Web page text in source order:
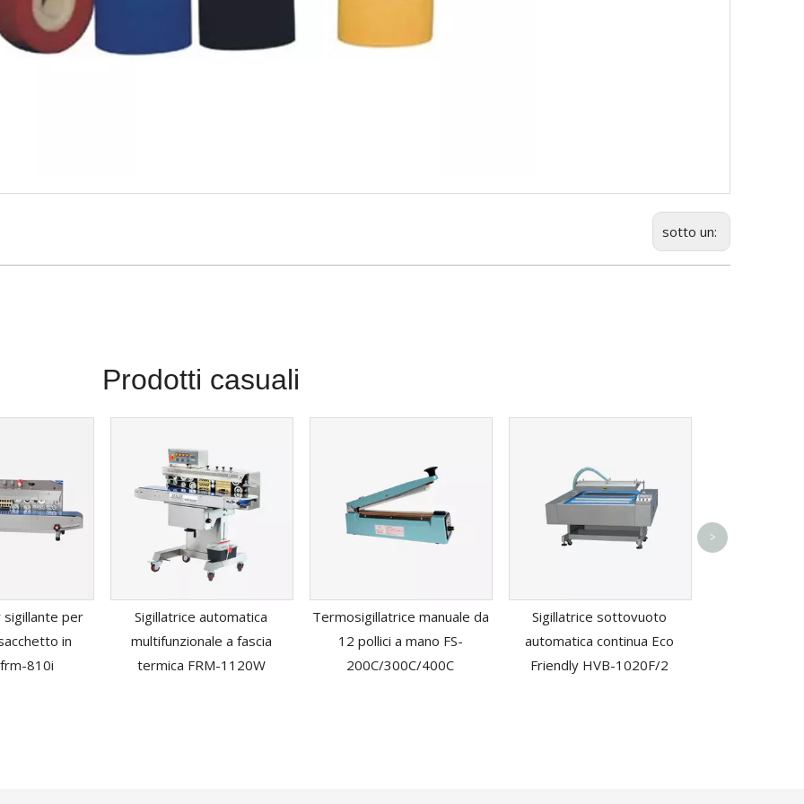
sotto un:
Prodotti casuali
sigillante per
in
810i
Sigillatrice automatica
multifunzionale a fascia
termica FRM-1120W
Termosigillatrice manuale da
12 pollici a mano FS-
200C/300C/400C
Sigillatrice sottovuoto
automatica continua Eco
Friendly HVB-1020F/2
Fornitori di
sigillatura
>